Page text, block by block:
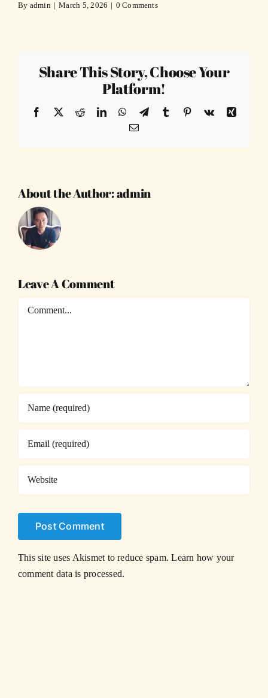
By admin | March 5, 2026 | 0 Comments
Share This Story, Choose Your
Platform!
Facebook
X RedditLinkedInWhatsApp
TelegramTumblr Pinterest
Vk
Xing
Email
About the Author:admin
Leave A Comment
Comment
This site uses Akismet to reduce spam.Learn how your
comment data is processed.